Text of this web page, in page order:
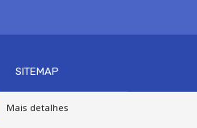
SITEMAP
Mais detalhes